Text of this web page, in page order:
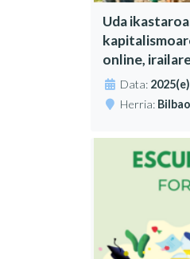
Uda
online,
Data:
Herria: